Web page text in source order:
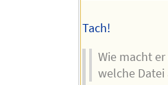
Tach!
Wie macht
welche